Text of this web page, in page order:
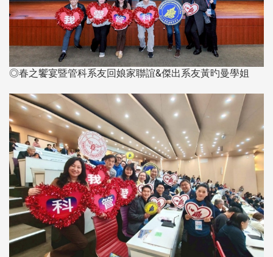
◎春之饗宴暨管科系友回娘家聯誼&傑出系友黃旳曼學姐